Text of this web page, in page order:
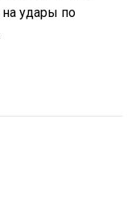
удары по